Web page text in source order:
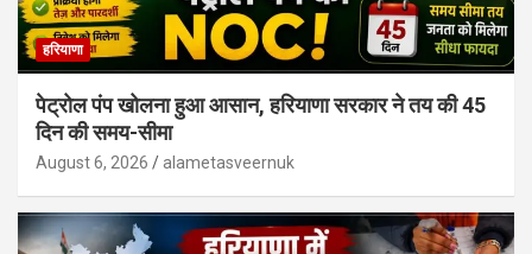
हरियाणा
पेट्रोल पंप खोलना हुआ आसान, हरियाणा सरकार ने तय की 45
दिन की समय-सीमा
August 6, 2026 alametasveernuk